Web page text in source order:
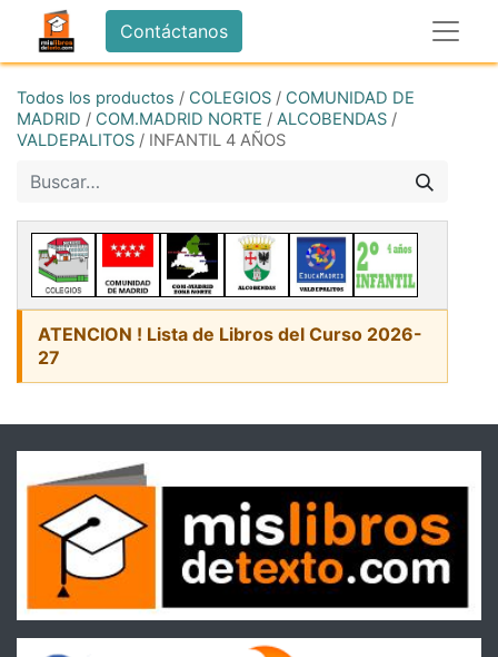
Contáctanos
Todos los productos / COLEGIOS / COMUNIDAD DE
MADRID / COM.MADRID NORTE / ALCOBENDAS /
VALDEPALITOS / INFANTIL 4 AÑOS
ATENCION ! Lista de Libros del Curso 2026-
27